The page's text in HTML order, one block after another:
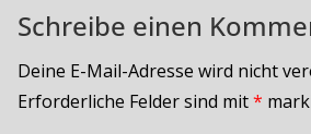
Schreibe einen
Deine E-Mail-Adresse wird nicht
Erforderliche Felder sind mit*